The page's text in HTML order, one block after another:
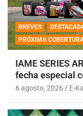
BREVES
PRÓXIMA
IAME SERIES
fecha especial
6 agosto, 2026 E-